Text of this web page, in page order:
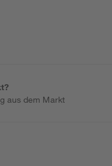
aus dem Markt